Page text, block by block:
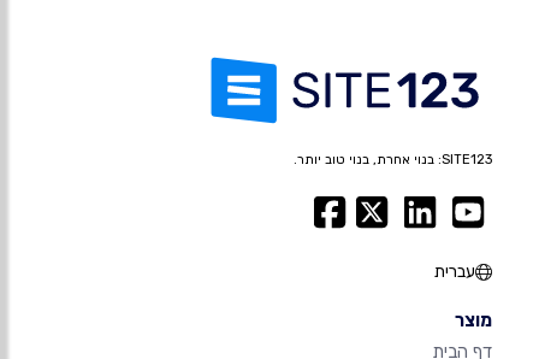
SITE123: בנוי אחרת, בנוי טוב יותר.
עברית
מוצר
דף הבית